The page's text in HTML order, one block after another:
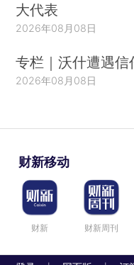
大代表
2026年08月08日
专栏｜沃什遭遇信
2026年08月08日
财新移动
财新 财新周刊